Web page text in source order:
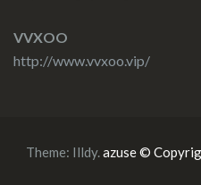
VVXOO
http://www.vvxoo.vip/
Theme: Illdy.azuse ©